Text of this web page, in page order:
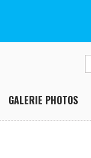
GALERIE PHOTOS